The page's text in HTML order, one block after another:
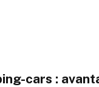
cars :